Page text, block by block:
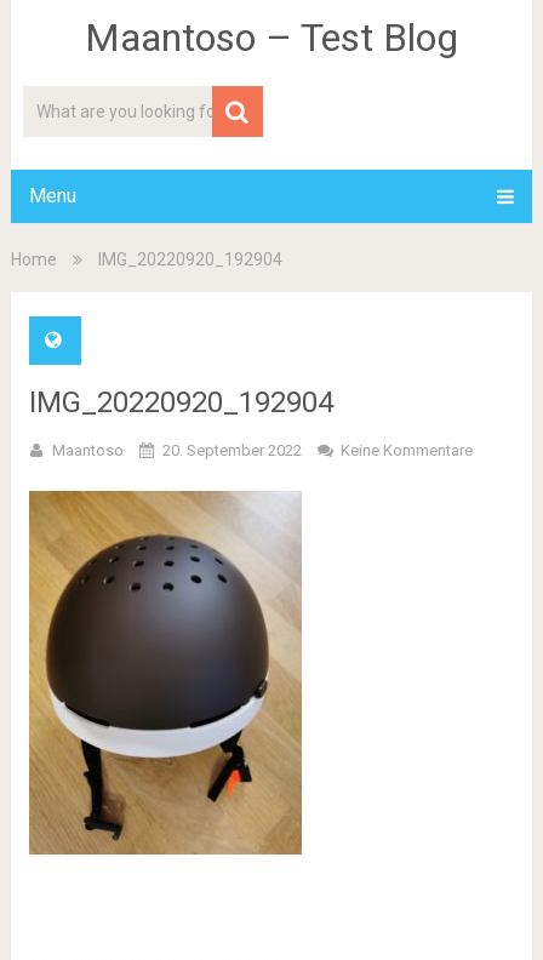
Maantoso – Test Blog
Menu
Home IMG_20220920_192904
IMG_20220920_192904
Maantoso 20. September 2022 Keine Kommentare